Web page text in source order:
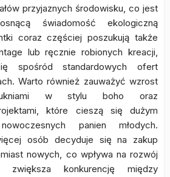
przyjaznych środowisku, co jest
świadomość ekologiczną
coraz częściej poszukują także
lub ręcznie robionych kreacji,
spośród standardowych ofert
Warto również zauważyć wzrost
sukniami w stylu boho oraz
które cieszą się dużym
panien młodych.
osób decyduje się na zakup
nowych, co wpływa na rozwój
konkurencję między